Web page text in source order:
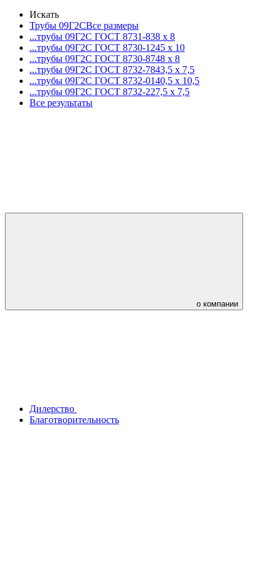
Искать
Трубы 09Г2СВсе размеры
...трубы 09Г2С ГОСТ 8731-838 x 8
...трубы 09Г2С ГОСТ 8730-1245 x 10
...трубы 09Г2С ГОСТ 8730-8748 x 8
...трубы 09Г2С ГОСТ 8732-7843,5 x 7,5
...трубы 09Г2С ГОСТ 8732-0140,5 x 10,5
...трубы 09Г2С ГОСТ 8732-227,5 x 7,5
Все результаты
о компании
Дилерство
Благотворительность